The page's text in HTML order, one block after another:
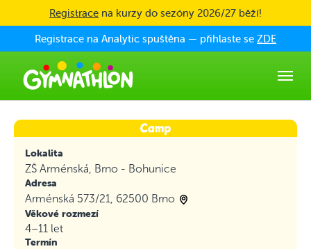
Skip to main content
Registrace na kurzy do sezóny 2026/27 běží!
Registrace na Analytic spuštěna — přihlaste se ZDE
Lokalita
ZŠ Arménská, Brno - Bohunice
Adresa
Arménská 573/21, 62500 Brno
Věkové rozmezí
4–11 let
Termín